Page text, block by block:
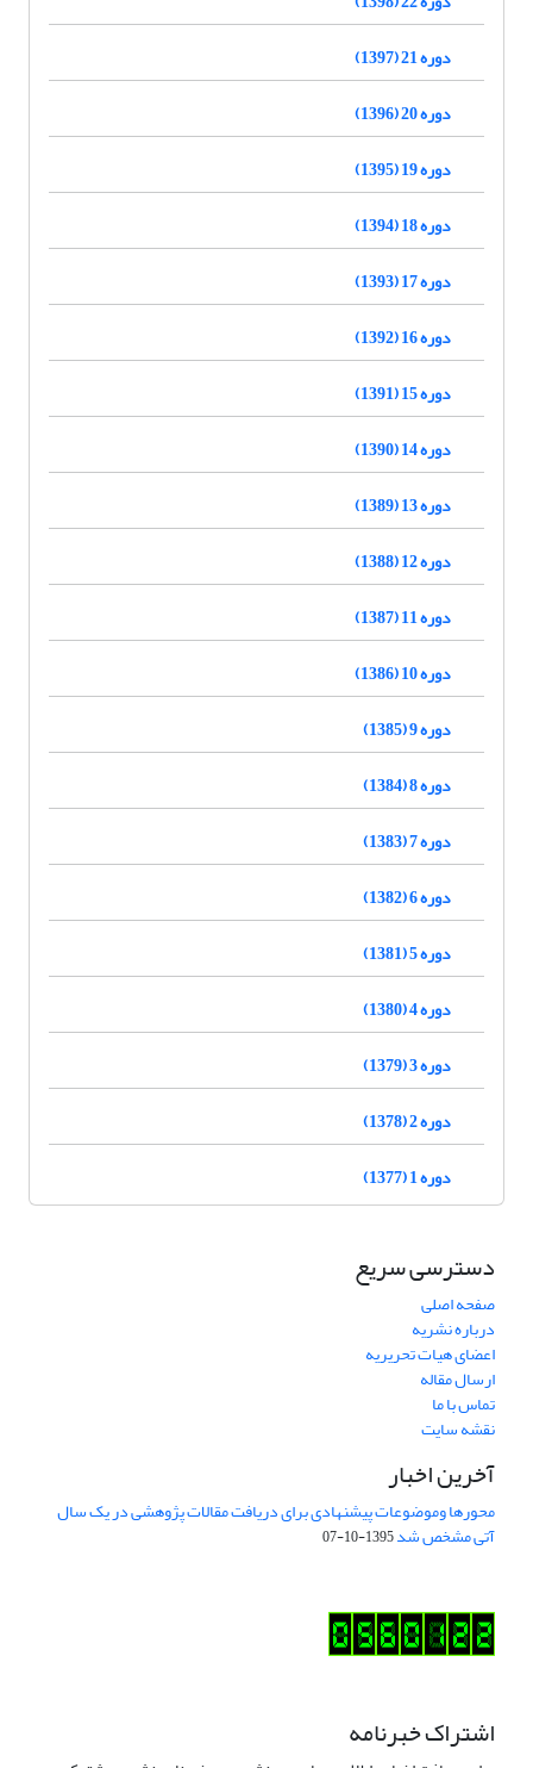
دوره 21 (1397)
دوره 20 (1396)
دوره 19 (1395)
دوره 18 (1394)
دوره 17 (1393)
دوره 16 (1392)
دوره 15 (1391)
دوره 14 (1390)
دوره 13 (1389)
دوره 12 (1388)
دوره 11 (1387)
دوره 10 (1386)
دوره 9 (1385)
دوره 8 (1384)
دوره 7 (1383)
دوره 6 (1382)
دوره 5 (1381)
دوره 4 (1380)
دوره 3 (1379)
دوره 2 (1378)
دوره 1 (1377)
دسترسی سریع
صفحه اصلی
درباره نشریه
اعضای هیات تحریریه
ارسال مقاله
تماس با ما
نقشه سایت
آخرین اخبار
محورها وموضوعات پیشنهادی برای دریافت مقالات پژوهشی در یک سال
آتی مشخص شد1395-10-07
اشتراک خبرنامه